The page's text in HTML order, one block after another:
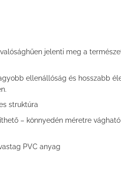
jelenti meg a
ellenállóság és hosszabb
struktúra
– könnyedén méretre vágható
PVC anyag